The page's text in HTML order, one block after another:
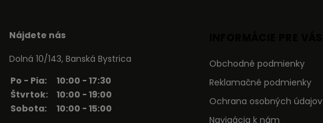
Nájdete nás
Dolná 10/143, Banská Bystrica
Po - Pia:
10:00 - 17:30
Štvrtok:
10:00 - 19:00
Sobota:
10:00 - 15:00
Obchodné podmienky
Reklamačné podmienky
Ochrana osobných údajov
Navigácia k nám